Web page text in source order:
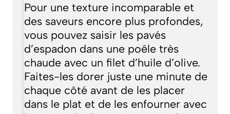
Pour une texture incomparable et
des saveurs encore plus profondes,
vous pouvez saisir les pavés
d’espadon dans une poêle très
chaude avec un filet d’huile d’olive.
Faites-les dorer juste une minute de
chaque côté avant de les placer
dans le plat et de les enfourner avec